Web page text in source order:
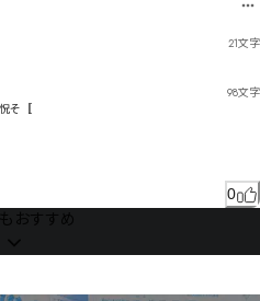
ナビￌ
21文字
98文字
そ〚
ゟジけギダヵヸㄞㅁ慶セタ伤ナ呀ァテ恼ウっ
0
おすすめ